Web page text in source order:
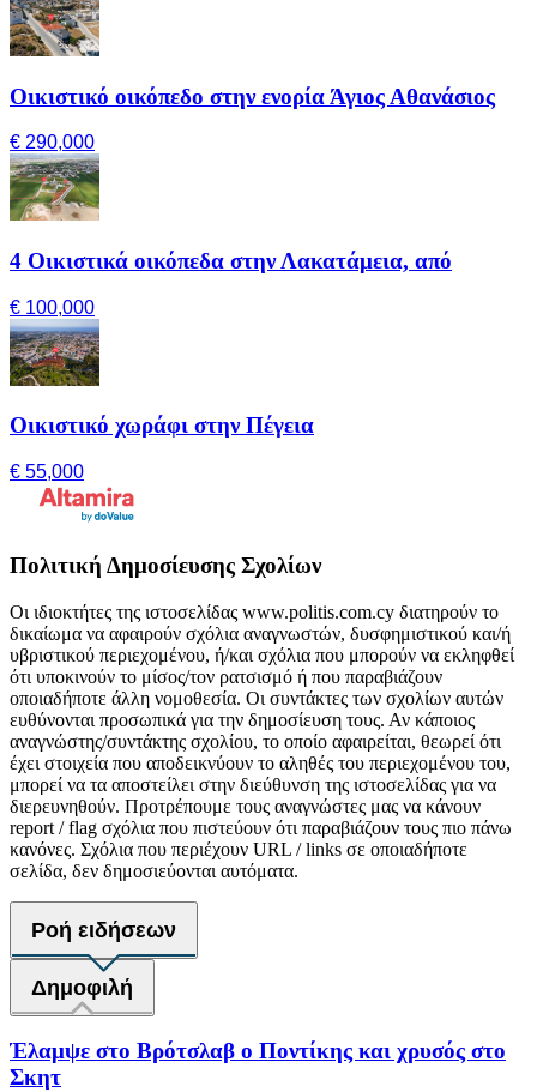
Οικιστικό οικόπεδο στην ενορία Άγιος Αθανάσιος
€ 290,000
4 Οικιστικά οικόπεδα στην Λακατάμεια, από
€ 100,000
Οικιστικό χωράφι στην Πέγεια
€ 55,000
Πολιτική Δημοσίευσης Σχολίων
Οι ιδιοκτήτες της ιστοσελίδας www.politis.com.cy διατηρούν το
δικαίωμα να αφαιρούν σχόλια αναγνωστών, δυσφημιστικού και/ή
υβριστικού περιεχομένου, ή/και σχόλια που μπορούν να εκληφθεί
ότι υποκινούν το μίσος/τον ρατσισμό ή που παραβιάζουν
οποιαδήποτε άλλη νομοθεσία. Οι συντάκτες των σχολίων αυτών
ευθύνονται προσωπικά για την δημοσίευση τους. Αν κάποιος
αναγνώστης/συντάκτης σχολίου, το οποίο αφαιρείται, θεωρεί ότι
έχει στοιχεία που αποδεικνύουν το αληθές του περιεχομένου του,
μπορεί να τα αποστείλει στην διεύθυνση της ιστοσελίδας για να
διερευνηθούν. Προτρέπουμε τους αναγνώστες μας να κάνουν
report / flag σχόλια που πιστεύουν ότι παραβιάζουν τους πιο πάνω
κανόνες. Σχόλια που περιέχουν URL / links σε οποιαδήποτε
σελίδα, δεν δημοσιεύονται αυτόματα.
Ροή ειδήσεων
Δημοφιλή
Έλαμψε στο Βρότσλαβ ο Ποντίκης και χρυσός στο
Σκητ